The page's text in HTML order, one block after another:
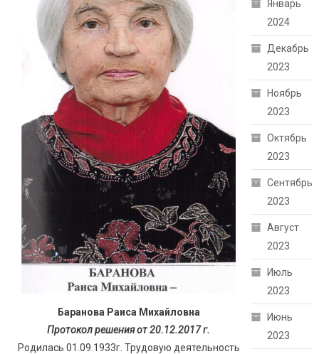
Баранова Раиса Михайловна
Протокол решения от 20.12.2017 г.
Родилась 01.09.1933г. Трудовую деятельность
Январь
2024
Декабрь
2023
Ноябрь
2023
Октябрь
2023
Сентябрь
2023
Август
2023
Июль
2023
Июнь
2023